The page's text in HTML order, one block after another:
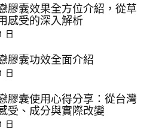
膠囊效果全方位介紹，從草
感受的深入解析
日
膠囊功效全面介紹
日
膠囊使用心得分享：從台灣
受、成分與實際改變
日